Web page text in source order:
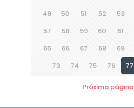
49
50 51 52 53
57
58 59 60 61
65
66 67 68 69
73
74 75 76 77
Próxima página